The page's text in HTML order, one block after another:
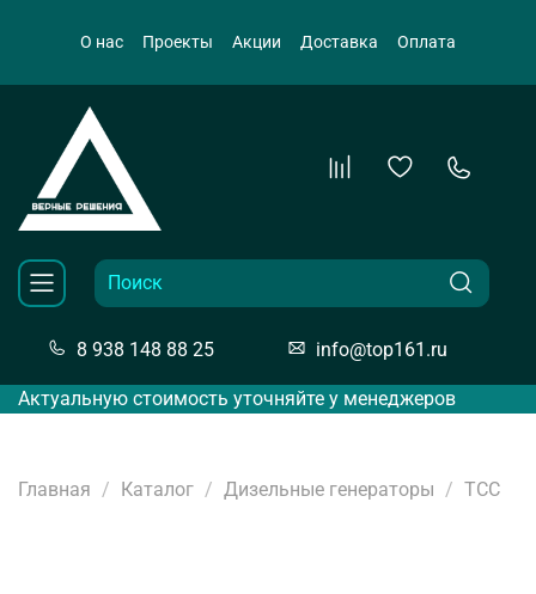
О нас Проекты Акции Доставка Оплата
8 938 148 88 25 info@top161.ru
Актуальную стоимость уточняйте у менеджеров
Главная Каталог Дизельные генераторы ТСС